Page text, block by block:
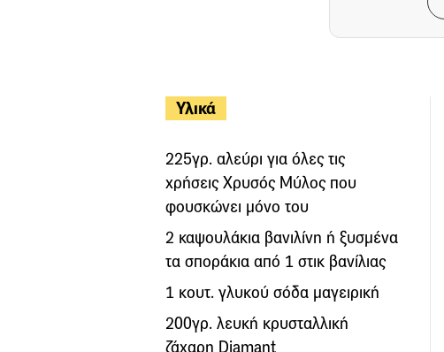
Υλικά
225γρ. αλεύρι για όλες τις
χρήσεις Χρυσός Μύλος που
φουσκώνει μόνο του
2 καψουλάκια βανιλίνη ή ξυσμένα
τα σποράκια από 1 στικ βανίλιας
1 κουτ. γλυκού σόδα μαγειρική
200γρ. λευκή κρυσταλλική
ζάχαρη Diamant